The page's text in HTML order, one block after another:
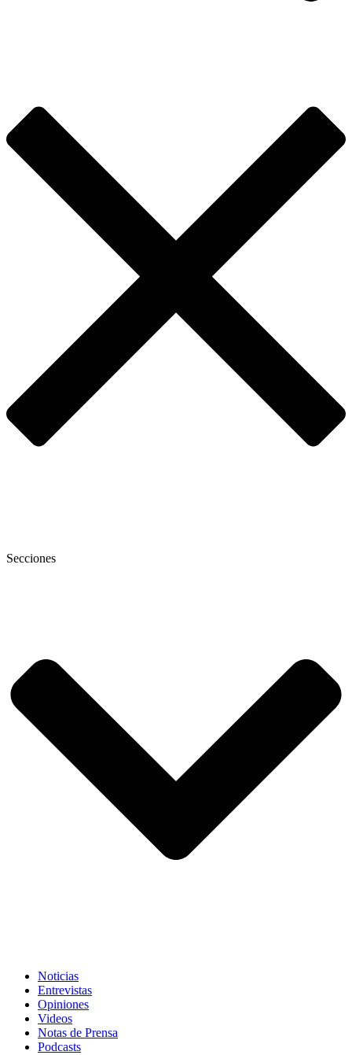
Secciones
Noticias
Entrevistas
Opiniones
Videos
Notas de Prensa
Podcasts